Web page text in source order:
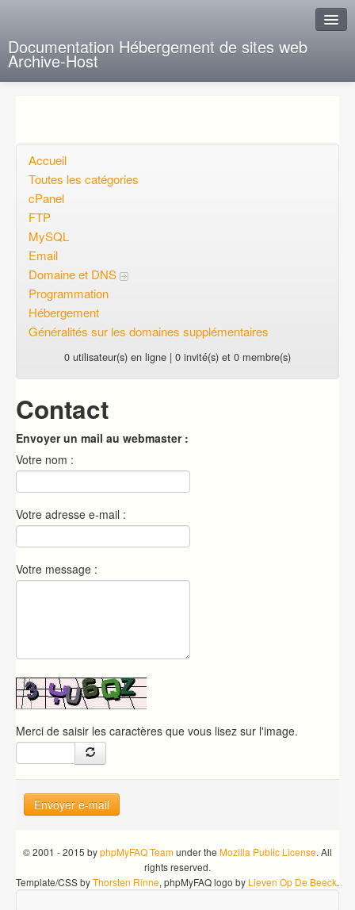
Documentation Hébergement de sites web
Archive-Host
Questions ouvertes
Voulez-vous vous inscrire?
Connexion
Accueil
Toutes les catégories
cPanel
FTP
MySQL
Email
Domaine et DNS
Programmation
Hébergement
Généralités sur les domaines supplémentaires
0 utilisateur(s) en ligne | 0 invité(s) et 0 membre(s)
Contact
Envoyer un mail au webmaster :
Votre nom :
Votre adresse e-mail :
Votre message :
Merci de saisir les caractères que vous lisez sur l'image.
Envoyer e-mail
© 2001 - 2015 byphpMyFAQ Team under the Mozilla Public License. All
rights reserved.
Template/CSS byThorsten Rinne, phpMyFAQ logo by Lieven Op De Beeck.